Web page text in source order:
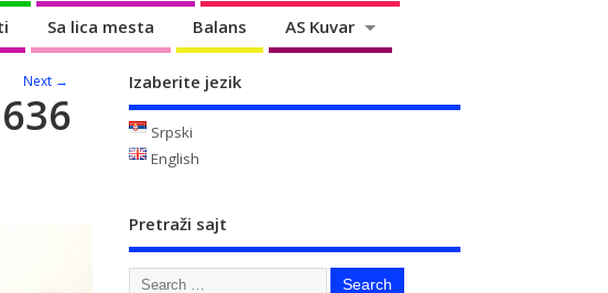
Sa lica mesta Balans AS Kuvar
Next → Izaberite jezik
Srpski
English
Pretraži sajt